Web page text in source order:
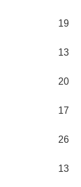
19
13
20
17
26
13